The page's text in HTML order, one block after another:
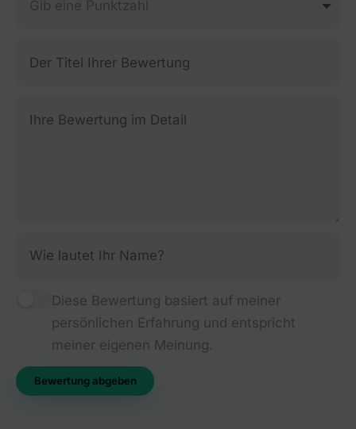
Diese Bewertung basiert auf meiner
persönlichen Erfahrung und entspricht
meiner eigenen Meinung.
Bewertung abgeben